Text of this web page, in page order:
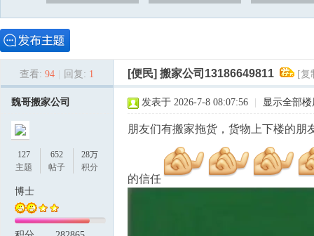
查看: 94 回复: 1 [便民] 搬家公司13186649811 [复
魏哥搬家公司
127
主题
652
帖子
28万
积分
博士
发表于 2026-7-8 08:07:56 显示全部楼
朋友们有搬家拖货，货物上下楼的朋
的信任